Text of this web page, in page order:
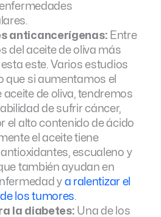
anticancerígenas: Entre
del aceite de oliva más
este. Varios estudios
que si aumentamos el
de oliva, tendremos
de sufrir cáncer,
el alto contenido de ácido
el aceite tiene
escualeno y
también ayudan en
y a ralentizar el
los tumores.
la diabetes: Una de los